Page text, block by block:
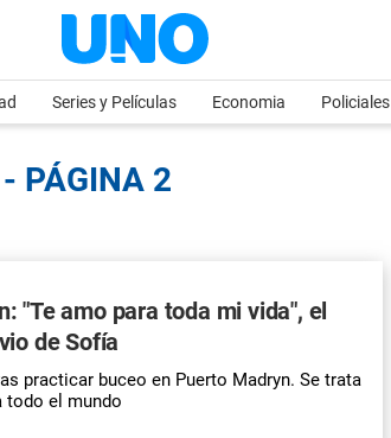
Series y Películas Economia Policiales
PÁGINA 2
"Te amo para toda mi vida", el
de Sofía
practicar buceo en Puerto Madryn. Se trata
todo el mundo